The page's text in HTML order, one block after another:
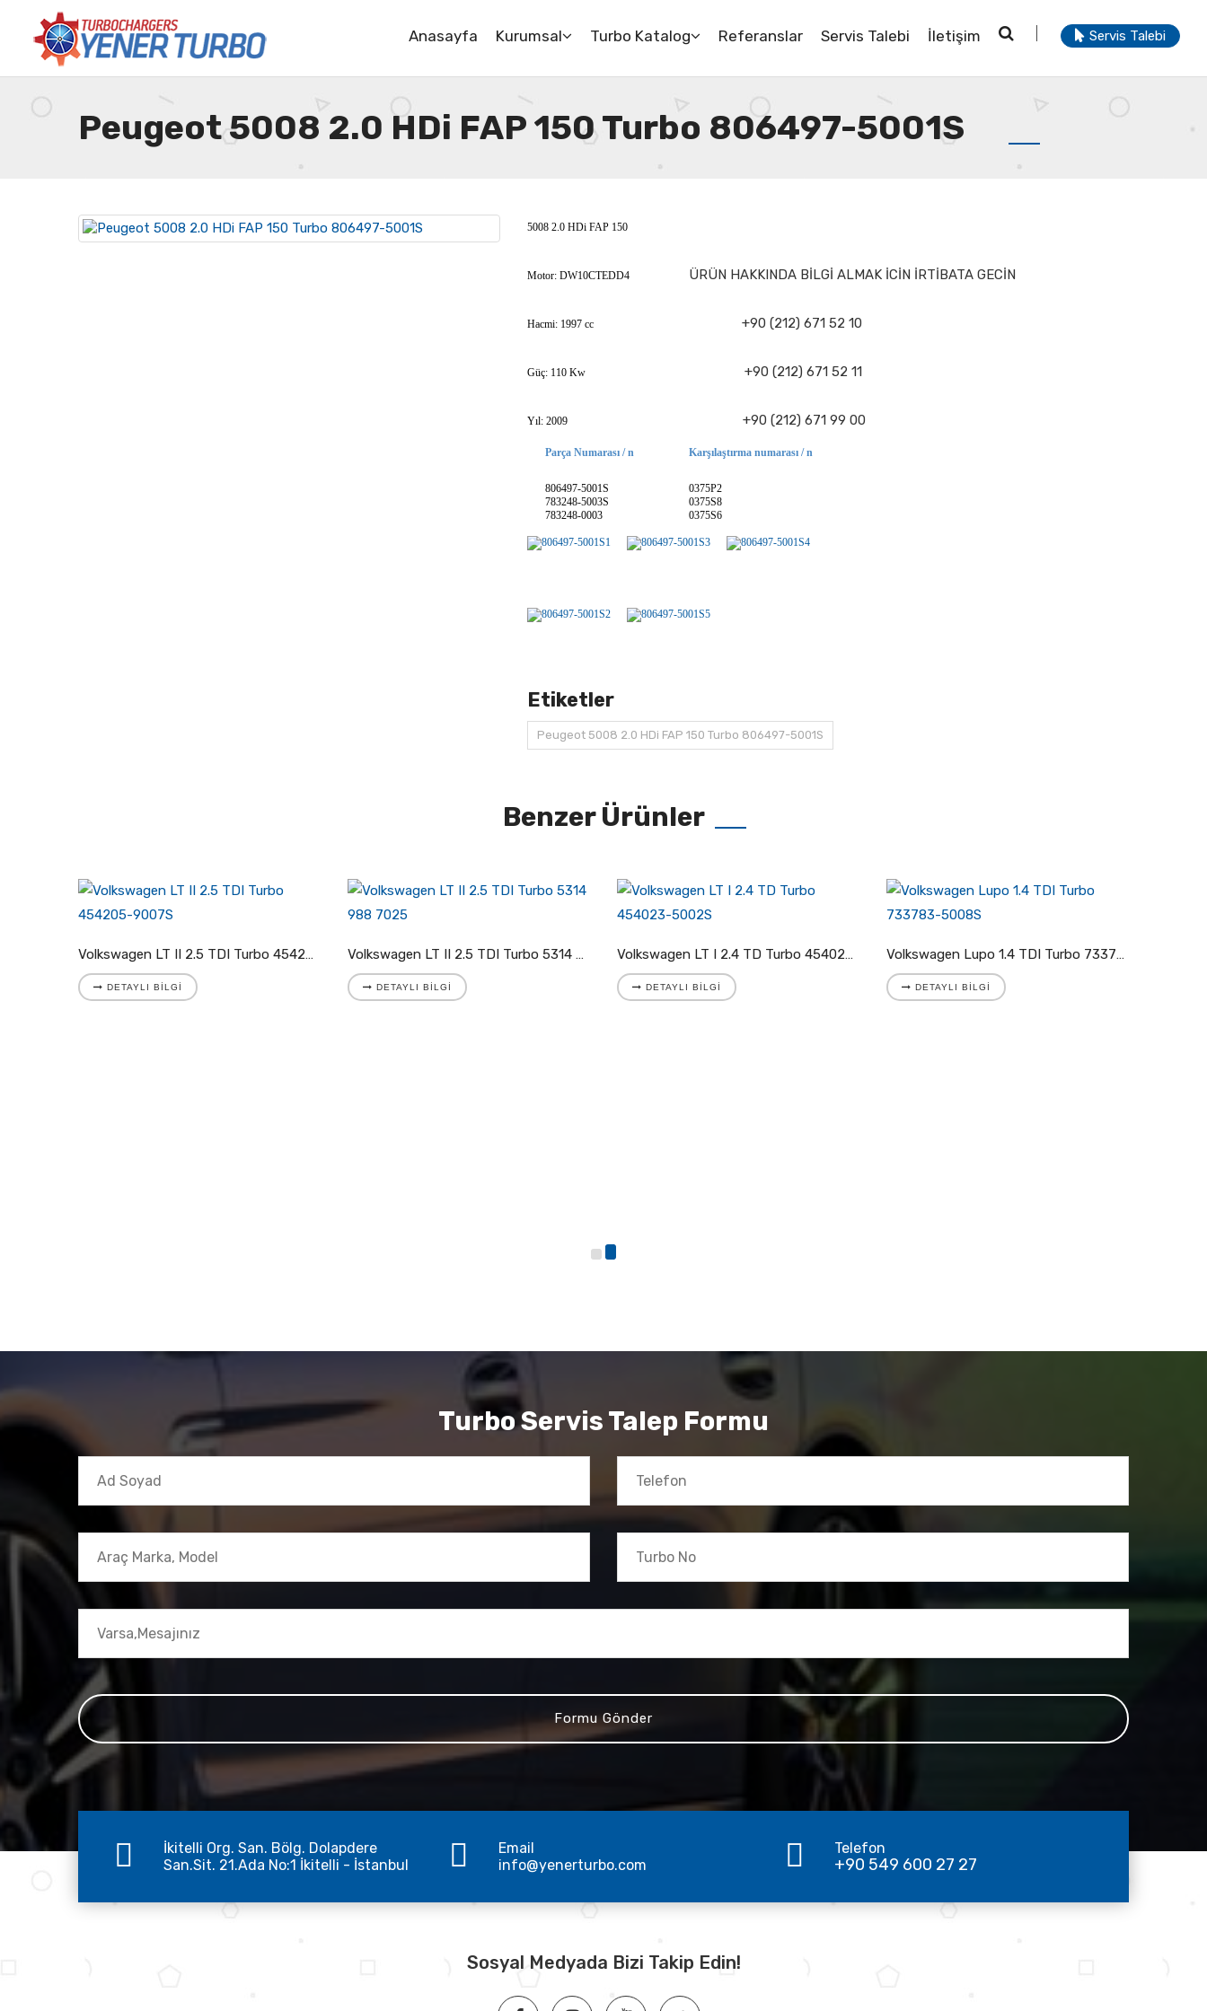
Anasayfa Kurumsal Turbo Katalog Referanslar Servis Talebi İletişim Servis Talebi
Peugeot 5008 2.0 HDi FAP 150 Turbo 806497-5001S
5008 2.0 HDi FAP 150
Motor: DW10CTEDD4 ÜRÜN HAKKINDA BİLGİ ALMAK İCİN İRTİBATA GECİN
Hacmi: 1997 cc +90 (212) 671 52 10
Güç: 110 Kw +90 (212) 671 52 11
Yıl: 2009 +90 (212) 671 99 00
Parça Numarası / n
806497-5001S
783248-5003S
783248-0003
Karşılaştırma numarası / n
0375P2
0375S8
0375S6
Etiketler
Peugeot 5008 2.0 HDi FAP 150 Turbo 806497-5001S
Benzer Ürünler
Volkswagen LT II 2.5 TDI Turbo 454205-9007S
DETAYLI BILGI
Volkswagen LT II 2.5 TDI Turbo 5314 988 7025
DETAYLI BILGI
Volkswagen LT I 2.4 TD Turbo 454023-5002S
DETAYLI BILGI
Volkswagen Lupo 1.4 TDI Turbo 733783-5008S
DETAYLI BILGI
Turbo Servis Talep Formu
İkitelli Org. San. Bölg. Dolapdere
San.Sit. 21.Ada No:1 İkitelli - İstanbul
Email
info@yenerturbo.com
Telefon
+90 549 600 27 27
Sosyal Medyada Bizi Takip Edin!